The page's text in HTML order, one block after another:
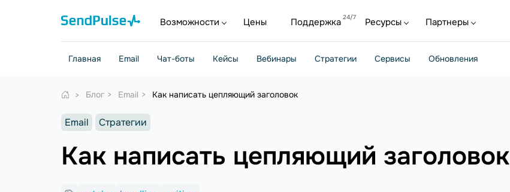
Возможности Цены Поддержка Ресурсы Партнеры
Главная Email Чат-боты Кейсы Вебинары Стратегии Сервисы Обновления
Блог Email Как написать цепляющий заголовок
Email Стратегии
Как написать цепляющий заголовок